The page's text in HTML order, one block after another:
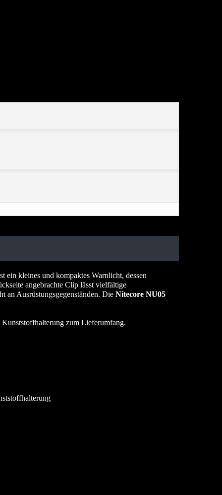
ein kleines und kompaktes Warnlicht, dessen
angebrachte Clip lässt vielfältige
an Ausrüstungsgegenständen. Die Nitecore NU05
zum Lieferumfang.